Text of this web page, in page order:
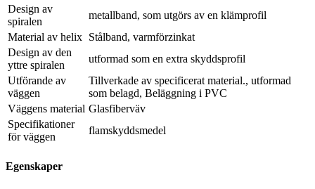
Design av
spiralen
metallband, som utgörs av en klämprofil
Material av helix Stålband, varmförzinkat
Design av den
yttre spiralen
utformad som en extra skyddsprofil
Utförande av
väggen
Tillverkade av specificerat material., utformad
som belagd, Beläggning i PVC
Väggens material Glasfiberväv
Specifikationer
för väggen
flamskyddsmedel
Egenskaper